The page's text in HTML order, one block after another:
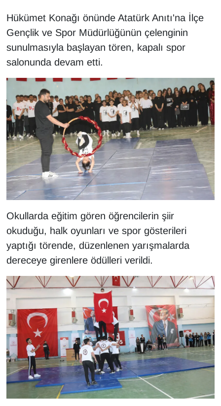
Hükümet Konağı önünde Atatürk Anıtı'na İlçe
Gençlik ve Spor Müdürlüğünün çelenginin
sunulmasıyla başlayan tören, kapalı spor
salonunda devam etti.
Okullarda eğitim gören öğrencilerin şiir
okuduğu, halk oyunları ve spor gösterileri
yaptığı törende, düzenlenen yarışmalarda
dereceye girenlere ödülleri verildi.
İngilizce
Kadın
Kamu Alımları
Kim Kimdir?
Kültür & Sanat
KURDÎ
MAGAZİN
MEDYA
ONE EKONOMİ
POLİTİKA
Resmi İlanlar
RÖPORTAJ
SAĞLIK
Seri İlan
Sinema - TV